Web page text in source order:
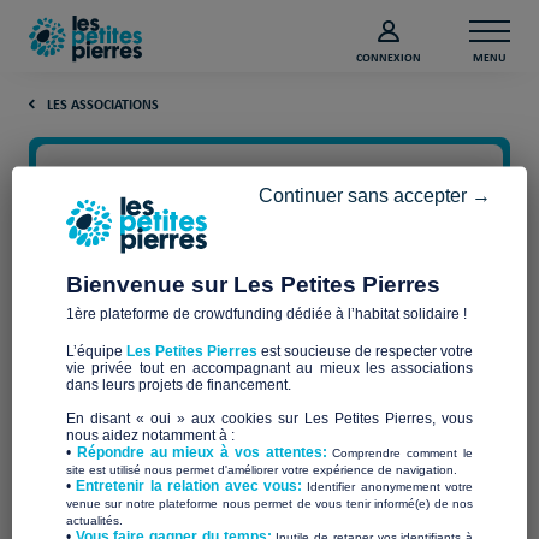
CONNEXION MENU
LES ASSOCIATIONS
Habitat et Humanisme Var
Bienvenue sur Les Petites Pierres
1ère plateforme de crowdfunding dédiée à l’habitat solidaire !
L’équipe Les Petites Pierres est soucieuse de respecter votre
vie privée tout en accompagnant au mieux les associations
dans leurs projets de financement.
En disant « oui » aux cookies sur Les Petites Pierres, vous
nous aidez notamment à :
• Répondre au mieux à vos attentes:Comprendre comment le
site est utilisé nous permet d'améliorer votre expérience de navigation.
•Entretenir la relation avec vous: Identifier anonymement votre
venue sur notre plateforme nous permet de vous tenir informé(e) de nos
actualités.
Continuer sans accepter →